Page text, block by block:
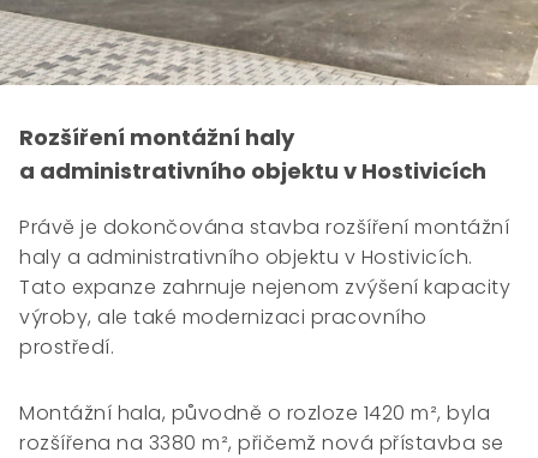
Rozšíření montážní haly
a administrativního objektu v Hostivicích
Právě je dokončována stavba rozšíření montážní
haly a administrativního objektu v Hostivicích.
Tato expanze zahrnuje nejenom zvýšení kapacity
výroby, ale také modernizaci pracovního
prostředí.
Montážní hala, původně o rozloze 1420 m², byla
rozšířena na 3380 m², přičemž nová přístavba se